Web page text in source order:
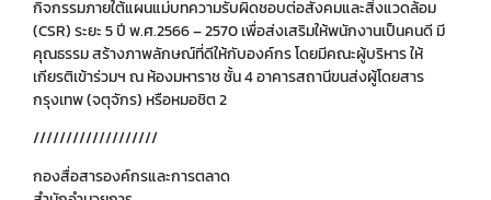
กิจกรรมภายใต้แผนแม่บทความรับผิดชอบต่อสังคมและสิ่งแวดล้อม
(CSR) ระยะ 5 ปี พ.ศ.2566 – 2570 เพื่อส่งเสริมให้พนักงานเป็นคนดี มี
คุณธรรม สร้างภาพลักษณ์ที่ดีให้กับองค์กร โดยมีคณะผู้บริหาร ให้
เกียรติเข้าร่วมฯ ณ ห้องมหาราช ชั้น 4 อาคารสถานีขนส่งผู้โดยสาร
กรุงเทพ (จตุจักร) หรือหมอชิต 2
///////////////////
กองสื่อสารองค์กรและการตลาด